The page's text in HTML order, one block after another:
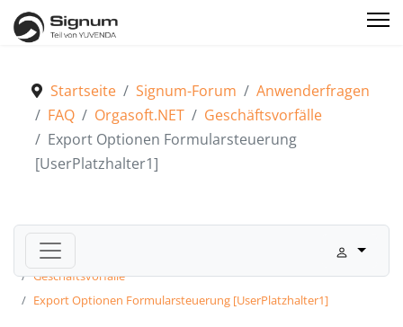
Startseite Signum-Forum
Anwenderfragen
FAQ
Orgasoft.NET
Geschäftsvorfälle
Export Optionen Formularsteuerung
[UserPlatzhalter1]
Signum-Forum
Orgasoft.NET
Geschäftsvorfälle
Export Optionen Formularsteuerung [UserPlatzhalter1]